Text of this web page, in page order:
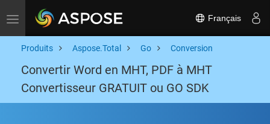
Toggle navigation Français
Produits Aspose.Total Go Conversion
Convertir Word en MHT, PDF à MHT
Convertisseur GRATUIT ou GO SDK